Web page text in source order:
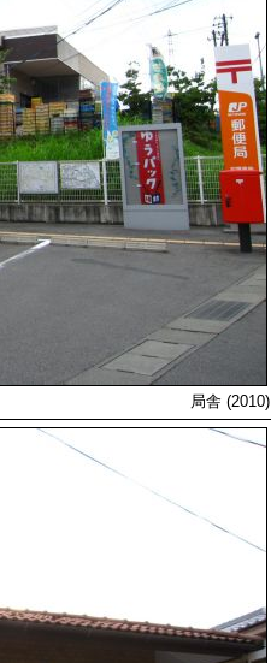
局舎 (2010)